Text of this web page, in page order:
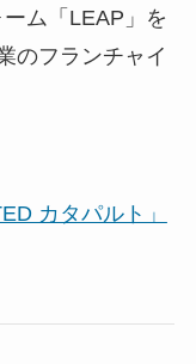
申します。よ